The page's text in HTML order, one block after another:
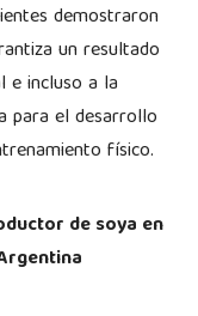
demostraron
un resultado
e incluso a la
para el desarrollo
físico.
de soya en